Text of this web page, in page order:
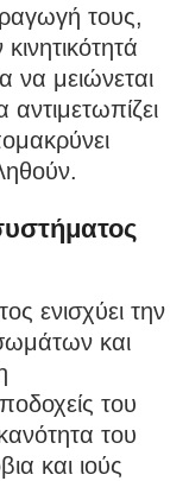
τους,
να μειώνεται
ενισχύει την
και
του
του
και ιούς